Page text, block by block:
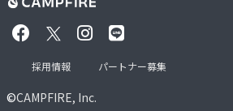
©CAMPFIRE, Inc.
採用情報 パートナー募集